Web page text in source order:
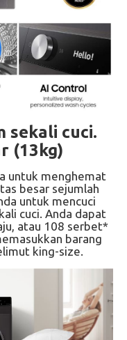
sekali cuci.
(13kg)
untuk menghemat
besar sejumlah
untuk mencuci
cuci. Anda dapat
atau 108 serbet*
barang
king-size.